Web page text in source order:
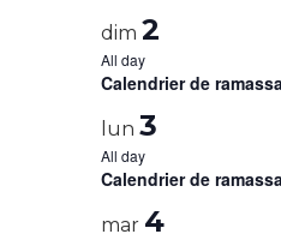
dim 2
All day
Calendrier de
lun 3
All day
Calendrier de
mar 4